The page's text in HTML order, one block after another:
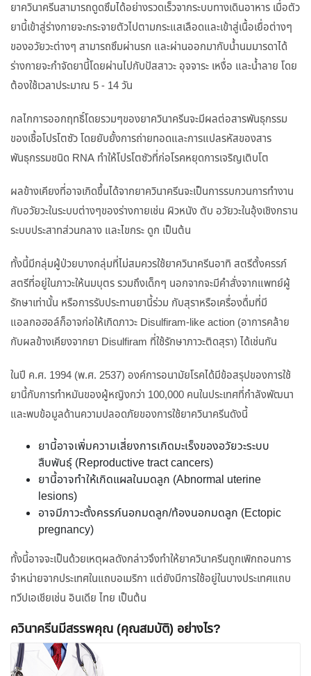
ยาควินาครีนสามารถดูดซึมได้อย่างรวดเร็วจากระบบทางเดินอาหาร เมื่อตัว
ยานี้เข้าสู่ร่างกายจะกระจายตัวไปตามกระแสเลือดและเข้าสู่เนื้อเยื่อต่างๆ
ของอวัยวะต่างๆ สามารถซึมผ่านรก และผ่านออกมากับน้ำนมมารดาได้
ร่างกายจะกำจัดยานี้โดยผ่านไปกับปัสสาวะ อุจจาระ เหงื่อ และน้ำลาย โดย
ต้องใช้เวลาประมาณ 5 - 14 วัน
กลไกการออกฤทธิ์โดยรวมๆของยาควินาครีนจะมีผลต่อสารพันธุกรรม
ของเชื้อโปรโตซัว โดยยับยั้งการถ่ายทอดและการแปลรหัสของสาร
พันธุกรรมชนิด RNA ทำให้โปรโตซัวที่ก่อโรคหยุดการเจริญเติบโต
ผลข้างเคียงที่อาจเกิดขึ้นได้จากยาควินาครีนจะเป็นการรบกวนการทำงาน
กับอวัยวะในระบบต่างๆของร่างกายเช่น ผิวหนัง ตับ อวัยวะในอุ้งเชิงกราน
ระบบประสาทส่วนกลาง และไขกระ ดูก เป็นต้น
ทั้งนี้มีกลุ่มผู้ป่วยบางกลุ่มที่ไม่สมควรใช้ยาควินาครีนอาทิ สตรีตั้งครรภ์
สตรีที่อยู่ในภาวะให้นมบุตร รวมถึงเด็กๆ นอกจากจะมีคำสั่งจากแพทย์ผู้
รักษาเท่านั้น หรือการรับประทานยานี้ร่วม กับสุราหรือเครื่องดื่มที่มี
แอลกอฮอล์ก็อาจก่อให้เกิดภาวะ Disulfiram-like action (อาการคล้าย
กับผลข้างเคียงจากยา Disulfiram ที่ใช้รักษาภาวะติดสุรา) ได้เช่นกัน
ในปี ค.ศ. 1994 (พ.ศ. 2537) องค์การอนามัยโรคได้มีข้อสรุปของการใช้
ยานี้กับการทำหมันของผู้หญิงกว่า 100,000 คนในประเทศที่กำลังพัฒนา
และพบข้อมูลด้านความปลอดภัยของการใช้ยาควินาครีนดังนี้
ยานี้อาจเพิ่มความเสี่ยงการเกิดมะเร็งของอวัยวะระบบ
สืบพันธุ์ (Reproductive tract cancers)
ยานี้อาจทำให้เกิดแผลในมดลูก (Abnormal uterine
lesions)
อาจมีภาวะตั้งครรภ์นอกมดลูก/ท้องนอกมดลูก (Ectopic
pregnancy)
ทั้งนี้อาจจะเป็นด้วยเหตุผลดังกล่าวจึงทำให้ยาควินาครีนถูกเพิกถอนการ
จำหน่ายจากประเทศในแถบอเมริกา แต่ยังมีการใช้อยู่ในบางประเทศแถบ
ทวีปเอเชียเช่น อินเดีย ไทย เป็นต้น
ควินาครีนมีสรรพคุณ (คุณสมบัติ) อย่างไร?